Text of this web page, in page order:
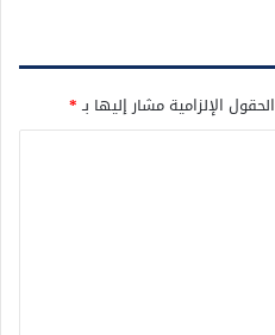
الحقول الإلزامية مشار إليها بـ*